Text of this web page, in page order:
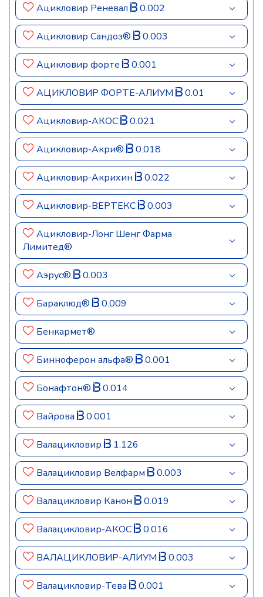
Ацикловир Реневал 0.002
Ацикловир Сандоз® 0.003
Ацикловир форте 0.001
АЦИКЛОВИР ФОРТЕ-АЛИУМ 0.01
Ацикловир-АКОС 0.021
Ацикловир-Акри® 0.018
Ацикловир-Акрихин 0.022
Ацикловир-ВЕРТЕКС 0.003
Ацикловир-Лонг Шенг Фарма
Лимитед®
Аэрус® 0.003
Бараклюд® 0.009
Бенкармет®
Бинноферон альфа® 0.001
Бонафтон® 0.014
Вайрова 0.001
Валацикловир 1.126
Валацикловир Велфарм 0.003
Валацикловир Канон 0.019
Валацикловир-АКОС 0.016
ВАЛАЦИКЛОВИР-АЛИУМ 0.003
Валацикловир-Тева 0.001